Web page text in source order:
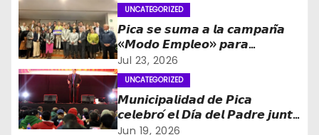
i
ó
n
d
UNCATEGORIZED
𝙋𝙞𝙘𝙖 𝙨𝙚 𝙨𝙪𝙢𝙖 𝙖 𝙡𝙖 𝙘𝙖𝙢𝙥𝙖𝙣̃𝙖
«𝙈𝙤𝙙𝙤 𝙀𝙢𝙥𝙡𝙚𝙤» 𝙥𝙖𝙧𝙖
𝙛𝙤𝙧𝙩𝙖𝙡𝙚𝙘𝙚𝙧 𝙡𝙖 𝙜𝙚𝙣𝙚𝙧𝙖𝙘𝙞𝙤́𝙣 𝙙𝙚
𝙤𝙥𝙤𝙧𝙩𝙪𝙣𝙞𝙙𝙖𝙙𝙚𝙨 𝙡𝙖𝙗𝙤𝙧𝙖𝙡𝙚𝙨 𝙚𝙣
𝙏𝙖𝙧𝙖𝙥𝙖𝙘𝙖́
Jul 23, 2026
UNCATEGORIZED
𝙈𝙪𝙣𝙞𝙘𝙞𝙥𝙖𝙡𝙞𝙙𝙖𝙙 𝙙𝙚 𝙋𝙞𝙘𝙖
𝙘𝙚𝙡𝙚𝙗𝙧𝙤́ 𝙚𝙡 𝘿𝙞́𝙖 𝙙𝙚𝙡 𝙋𝙖𝙙𝙧𝙚 𝙟𝙪𝙣𝙩𝙤
𝙖 𝙘𝙞𝙚𝙣𝙩𝙤𝙨 𝙙𝙚 𝙫𝙚𝙘𝙞𝙣𝙤𝙨
Jun 19, 2026